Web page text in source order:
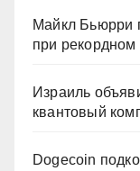
Майкл Бьюрри
при рекордном
Израиль
квантовый
Dogecoin